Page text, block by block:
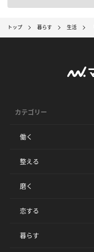
トップ 暮らす 生活
カテゴリー
働く
整える
磨く
恋する
暮らす